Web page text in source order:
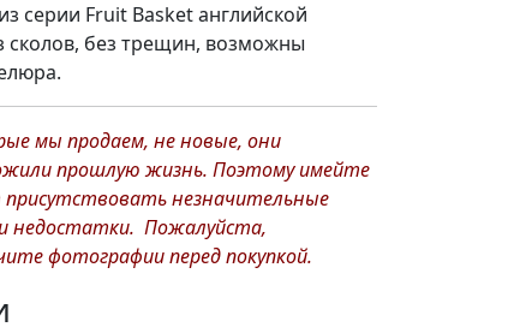
серии Fruit Basket английской
сколов, без трещин, возможны
мы продаем, не новые, они
прошлую жизнь. Поэтому имейте
присутствовать незначительные
недостатки. Пожалуйста,
фотографии перед покупкой.